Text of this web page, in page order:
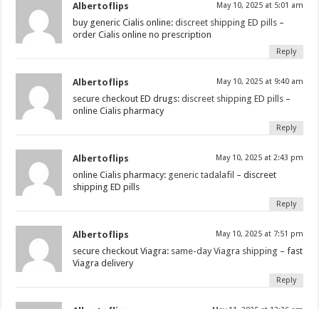
Albertoflips May 10, 2025 at 5:01 am
buy generic Cialis online:discreet shipping ED pills –
order Cialis online no prescription
Reply
Albertoflips May 10, 2025 at 9:40 am
secure checkout ED drugs:discreet shipping ED pills –
online Cialis pharmacy
Reply
Albertoflips May 10, 2025 at 2:43 pm
online Cialis pharmacy: generic tadalafil – discreet
shipping ED pills
Reply
Albertoflips May 10, 2025 at 7:51 pm
secure checkout Viagra: same-day Viagra shipping – fast
Viagra delivery
Reply